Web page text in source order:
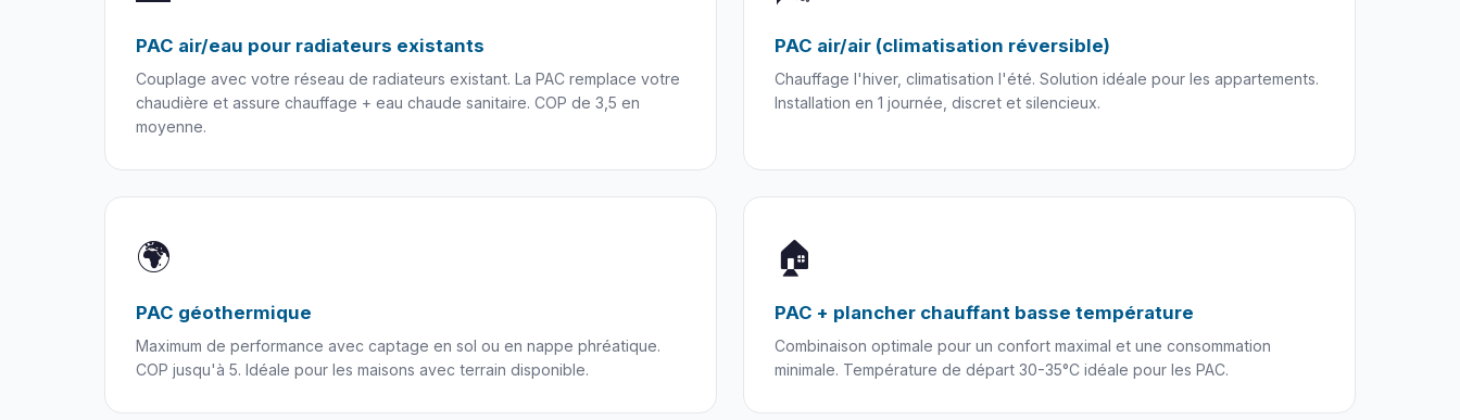
PAC air/eau pour radiateurs existants
Couplage avec votre réseau de radiateurs existant. La PAC remplace votre
chaudière et assure chauffage + eau chaude sanitaire. COP de 3,5 en
moyenne.
PAC air/air (climatisation réversible)
Chauffage l'hiver, climatisation l'été. Solution idéale pour les appartements.
Installation en 1 journée, discret et silencieux.
🌍
PAC géothermique
Maximum de performance avec captage en sol ou en nappe phréatique.
COP jusqu'à 5. Idéale pour les maisons avec terrain disponible.
🏠
PAC + plancher chauffant basse température
Combinaison optimale pour un confort maximal et une consommation
minimale. Température de départ 30-35°C idéale pour les PAC.